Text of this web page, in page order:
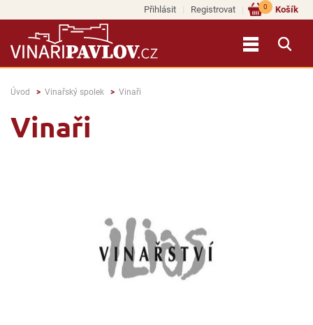
Přihlásit Registrovat Košík
0
Úvod Vinařský spolek Vinaři
Vinaři